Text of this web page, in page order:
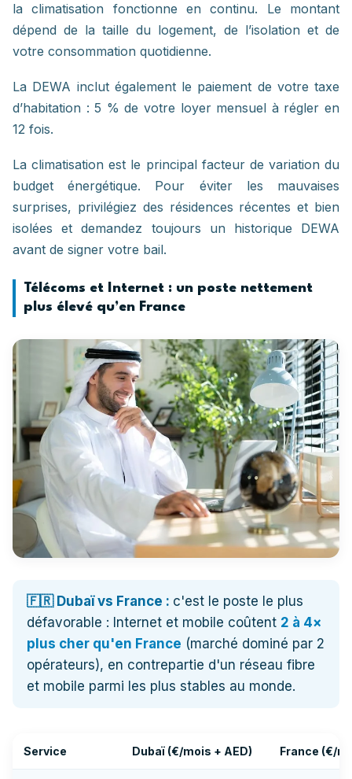
la climatisation fonctionne en continu. Le montant
dépend de la taille du logement, de l’isolation et de
votre consommation quotidienne.
La DEWA inclut également le paiement de votre taxe
d’habitation : 5 % de votre loyer mensuel à régler en
12 fois.
La climatisation est le principal facteur de variation du
budget énergétique. Pour éviter les mauvaises
surprises, privilégiez des résidences récentes et bien
isolées et demandez toujours un historique DEWA
avant de signer votre bail.
Télécoms et Internet : un poste nettement
plus élevé qu’en France
🇫🇷 Dubaï vs France : c'est le poste le plus
défavorable : Internet et mobile coûtent 2 à 4×
plus cher qu'en France (marché dominé par 2
opérateurs), en contrepartie d'un réseau fibre
et mobile parmi les plus stables au monde.
Service Dubaï (€/mois + AED) France (€/